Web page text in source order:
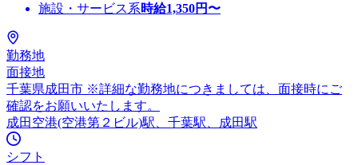
施設・サービス系時給1,350円〜
勤務地
面接地
千葉県成田市 ※詳細な勤務地につきましては、面接時にご
確認をお願いいたします。
成田空港(空港第２ビル)駅、千葉駅、成田駅
シフト